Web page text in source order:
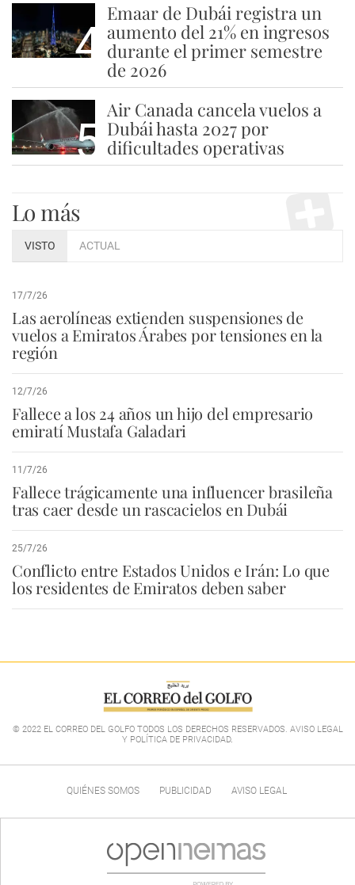
4
Emaar de Dubái registra un
aumento del 21% en ingresos
durante el primer semestre
de 2026
5
Air Canada cancela vuelos a
Dubái hasta 2027 por
dificultades operativas
Lo más
VISTO ACTUAL
17/7/26
Las aerolíneas extienden suspensiones de
vuelos a Emiratos Árabes por tensiones en la
región
12/7/26
Fallece a los 24 años un hijo del empresario
emiratí Mustafa Galadari
11/7/26
Fallece trágicamente una influencer brasileña
tras caer desde un rascacielos en Dubái
25/7/26
Conflicto entre Estados Unidos e Irán: Lo que
los residentes de Emiratos deben saber
© 2022 EL CORREO DEL GOLFO TODOS LOS DERECHOS RESERVADOS. AVISO LEGAL
Y POLÍTICA DE PRIVACIDAD.
QUIÉNES SOMOS PUBLICIDAD AVISO LEGAL